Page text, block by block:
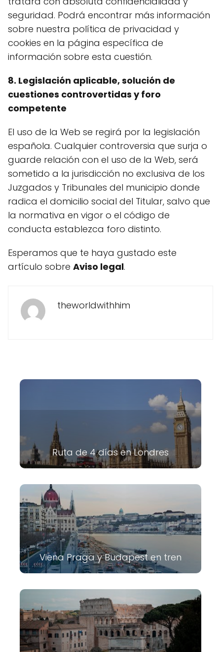
seguridad. Podrá encontrar más información
sobre nuestra política de privacidad y
cookies en la página específica de
información sobre esta cuestión.
8. Legislación aplicable, solución de
cuestiones controvertidas y foro
competente
El uso de la Web se regirá por la legislación
española. Cualquier controversia que surja o
guarde relación con el uso de la Web, será
sometido a la jurisdicción no exclusiva de los
Juzgados y Tribunales del municipio donde
radica el domicilio social del Titular, salvo que
la normativa en vigor o el código de
conducta establezca foro distinto.
Esperamos que te haya gustado este
artículo sobre Aviso legal.
theworldwithhim
Ruta de 4 días en Londres
Viena Praga y Budapest en tren